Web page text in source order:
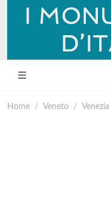
Home Veneto Venezia